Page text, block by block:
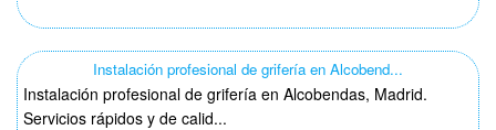
Instalación profesional de grifería en Alcobend...
Instalación profesional de grifería en Alcobendas, Madrid.
Servicios rápidos y de calid...